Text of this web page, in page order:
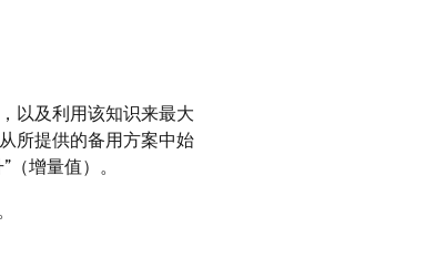
以及利用该知识来最大
所提供的备用方案中始
增量值）。